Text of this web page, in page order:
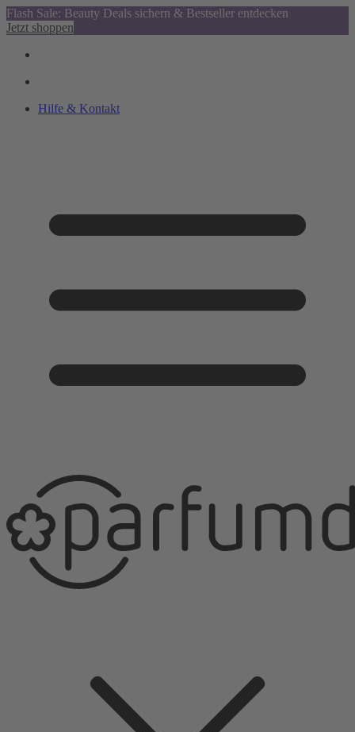
Flash Sale: Beauty Deals sichern & Bestseller entdecken
Jetzt shoppen
Hilfe & Kontakt